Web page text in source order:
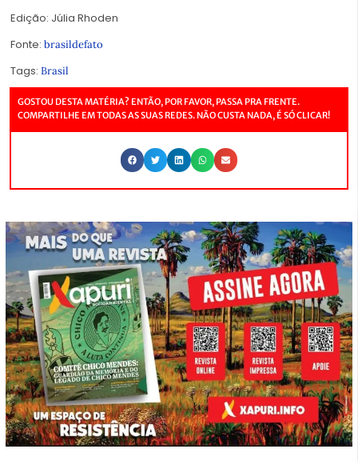
Edição: Júlia Rhoden
Fonte: brasildefato
Tags: Brasil
GOSTOU DESTA MATÉRIA? ENTÃO, POR FAVOR, PASSA PRA FRENTE.
COMPARTILHE EM TODAS AS SUAS REDES. NÃO CUSTA NADA, É SÓ CLICAR!